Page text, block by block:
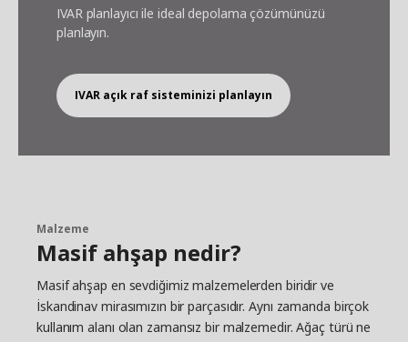
IVAR planlayıcı ile ideal depolama çözümünüzü
planlayın.
IVAR açık raf sisteminizi planlayın
Malzeme
Masif ahşap nedir?
Masif ahşap en sevdiğimiz malzemelerden biridir ve
İskandinav mirasımızın bir parçasıdır. Aynı zamanda birçok
kullanım alanı olan zamansız bir malzemedir. Ağaç türü ne